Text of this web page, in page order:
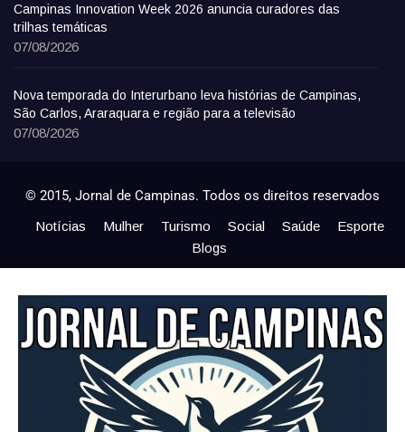
Campinas Innovation Week 2026 anuncia curadores das
trilhas temáticas
07/08/2026
Nova temporada do Interurbano leva histórias de Campinas,
São Carlos, Araraquara e região para a televisão
07/08/2026
© 2015, Jornal de Campinas. Todos os direitos reservados
Notícias Mulher Turismo Social Saúde
Esporte
Blogs